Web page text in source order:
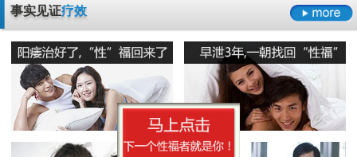
勃起时间短硬度不够怎么办
男性阳痿会有哪些危害
早泄要严于律己
阳痿 早泄 不射精 勃起障碍
男科检查囊肿症状是什么
正确认识男科检查莫“误解”它
男科检查增生会影响性生活吗
男性男科检查灼痛是怎么回事
龟头的异味什么导致的
男人睾丸胀痛的原因是什么
精囊炎有哪些危害呢
无精症的预防措施要怎么做呢
精子畸形率高的主要原因
事实见证疗效